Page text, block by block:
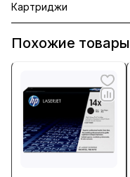
Картриджи
Похожие товары